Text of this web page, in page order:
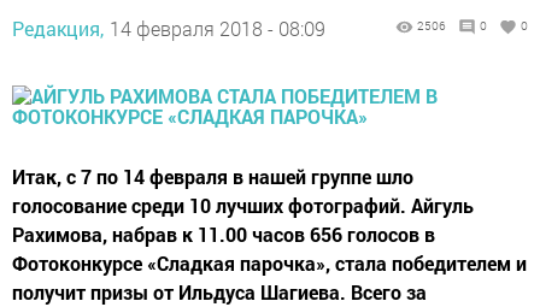
Редакция, 14 февраля 2018 - 08:09 2506 0 0
Итак, с 7 по 14 февраля в нашей группе шло
голосование среди 10 лучших фотографий. Айгуль
Рахимова, набрав к 11.00 часов 656 голосов в
Фотоконкурсе «Сладкая парочка», стала победителем и
получит призы от Ильдуса Шагиева. Всего за